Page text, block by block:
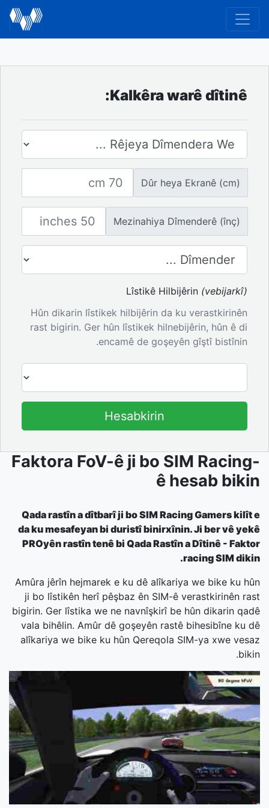
Kalkêra warê dîtinê:
Rêjeya Dîmenderê
Dûr heya Ekranê (cm)
Mezinahiya Dîmenderê (înç)
Hejmara Ekranan
Lîstikê Hilbijêrin (vebijarkî)
Hûn dikarin lîstikek hilbijêrin da ku verastkirinên
rast bigirin. Ger hûn lîstikek hilnebijêrin, hûn ê di
encamê de goşeyên gîştî bistînin.
Hesabkirin
Faktora FoV-ê ji bo SIM Racing-
ê hesab bikin
Qada rastîn a dîtbarî ji bo SIM Racing Gamers kilît e
da ku mesafeyan bi duristî binirxînin. Ji ber vê yekê
PROyên rastîn tenê bi Qada Rastîn a Dîtinê - Faktor
racing SIM dikin.
Amûra jêrîn hejmarek e ku dê alîkariya we bike ku hûn
ji bo lîstikên herî pêşbaz ên SIM-ê verastkirinên rast
bigirin. Ger lîstika we ne navnîşkirî be hûn dikarin qadê
vala bihêlin. Amûr dê goşeyên rastê bihesibîne ku dê
alîkariya we bike ku hûn Qereqola SIM-ya xwe vesaz
bikin.